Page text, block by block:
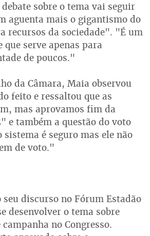
sobre o tema vai seguir
aguenta mais o gigantismo do
recursos da sociedade". "É um
serve apenas para
de poucos."
da Câmara, Maia observou
feito e ressaltou que as
mas aprovamos fim da
e também a questão do voto
é seguro mas ele não
de voto."
discurso no Fórum Estadão
desenvolver o tema sobre
no Congresso.